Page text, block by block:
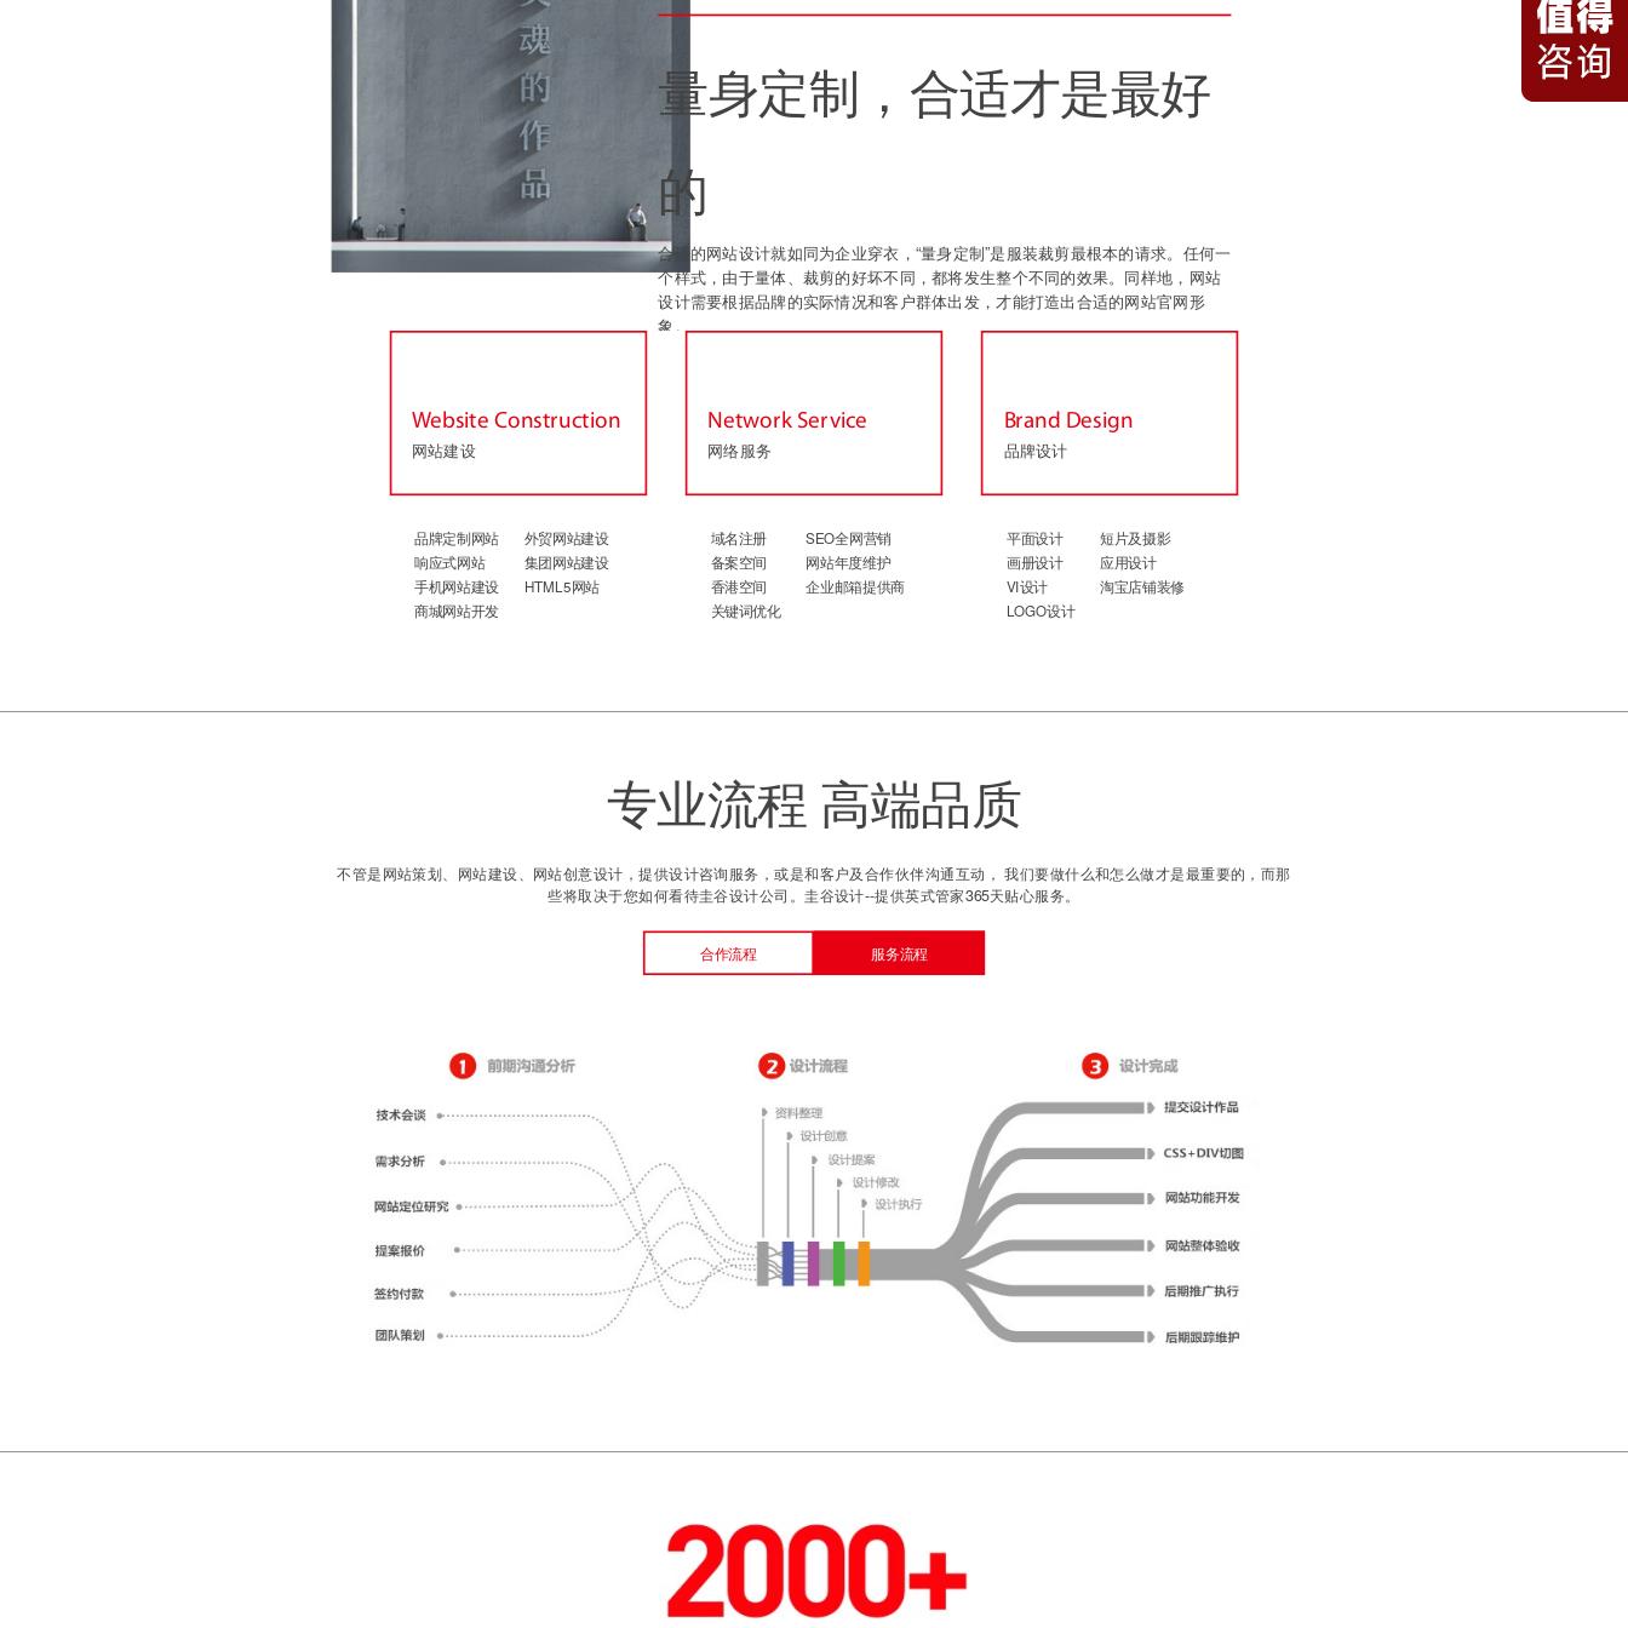
量身定制，合适才是最好
的
合适的网站设计就如同为企业穿衣，“量身定制”是服装裁剪最根本的请求。任何一
个样式，由于量体、裁剪的好坏不同，都将发生整个不同的效果。同样地，网站
设计需要根据品牌的实际情况和客户群体出发，才能打造出合适的网站官网形
象。
Website Construction
网站建设
品牌定制网站
响应式网站
手机网站建设
商城网站开发
外贸网站建设
集团网站建设
HTML5网站
Network Service
网络服务
域名注册
备案空间
香港空间
关键词优化
SEO全网营销
网站年度维护
企业邮箱提供商
Brand Design
品牌设计
平面设计
画册设计
VI设计
LOGO设计
短片及摄影
应用设计
淘宝店铺装修
专业流程 高端品质
不管是网站策划、网站建设、网站创意设计，提供设计咨询服务，或是和客户及合作伙伴沟通互动， 我们要做什么和怎么做才是最重要的，而那
些将取决于您如何看待圭谷设计公司。圭谷设计--提供英式管家365天贴心服务。
合作流程 服务流程